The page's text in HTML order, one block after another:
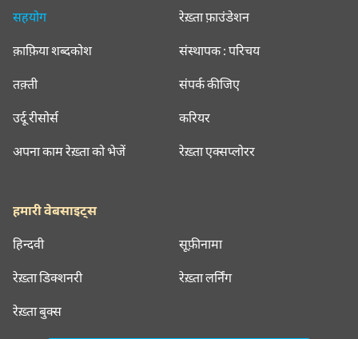
सहयोग
क़ाफ़िया शब्दकोश
तक़्ती
उर्दू रीसोर्स
अपना काम रेख़्ता को भेजें
रेख़्ता फ़ाउंडेशन
संस्थापक : परिचय
संपर्क कीजिए
करियर
रेख़्ता एक्सप्लोरर
हमारी वेबसाइट्स
हिन्दवी सूफ़ीनामा
रेख़्ता डिक्शनरी रेख़्ता लर्निंग
रेख़्ता बुक्स